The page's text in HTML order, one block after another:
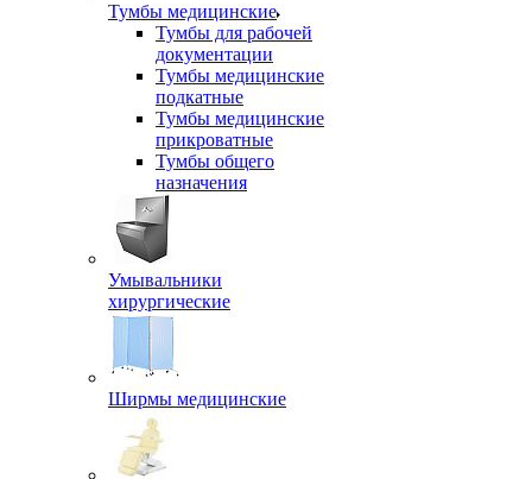
Тумбы медицинские
Тумбы для рабочей
документации
Тумбы медицинские
подкатные
Тумбы медицинские
прикроватные
Тумбы общего
назначения
Умывальники
хирургические
Ширмы медицинские